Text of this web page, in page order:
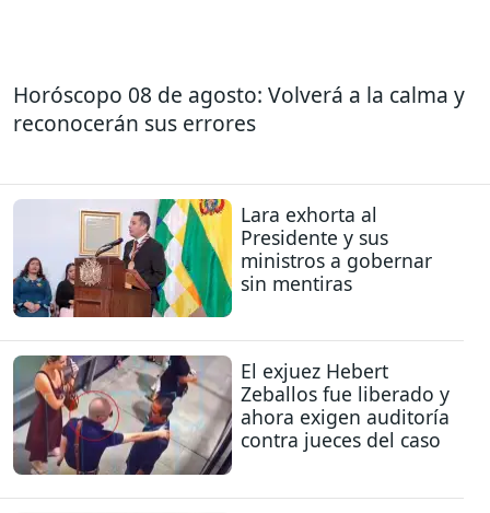
Horóscopo 08 de agosto: Volverá a la calma y
reconocerán sus errores
Lara exhorta al
Presidente y sus
ministros a gobernar
sin mentiras
El exjuez Hebert
Zeballos fue liberado y
ahora exigen auditoría
contra jueces del caso